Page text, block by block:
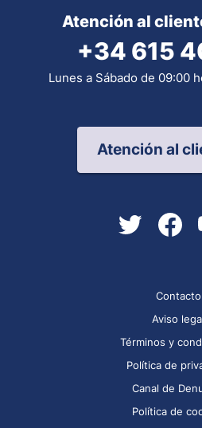
Atención al
+34 615
Lunes a Sábado de 09:00
Atención al
Contacto
Aviso
Términos y
Política de
Canal de
Política de